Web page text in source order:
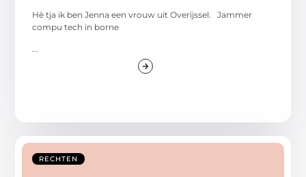
Hè tja ik ben Jenna een vrouw uit Overijssel. Jammer
compu tech in borne
...
RECHTEN